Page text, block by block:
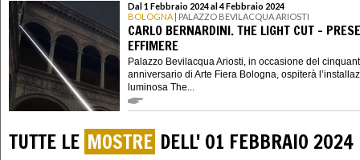
Dal 1 Febbraio 2024 al 4 Febbraio 2024
BOLOGNA | PALAZZO BEVILACQUA ARIOSTI
CARLO BERNARDINI. THE LIGHT CUT –
EFFIMERE
Palazzo Bevilacqua Ariosti, in occasione del
anniversario di Arte Fiera Bologna, ospiterà
luminosa The...
TUTTE LE MOSTRE DELL' 01 FEBBRAIO 2024